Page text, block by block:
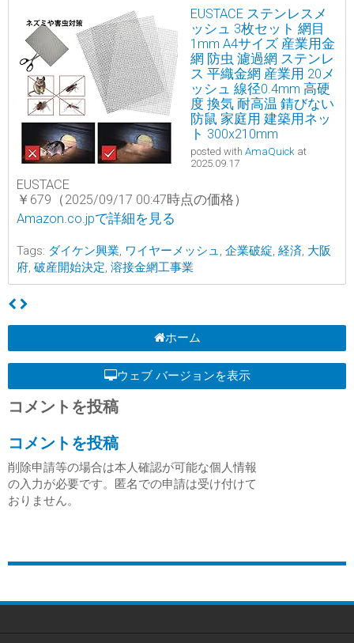
EUSTACE ステンレスメ
ッシュ 3枚セット 網目
1mm A4サイズ 産業用金
網 防虫 濾過網 ステンレ
ス 平織金網 産業用 20メ
ッシュ 線径0.4mm 高硬
度 換気 耐高温 錆びない
防鼠 家庭用 建築用ネッ
ト 300x210mm
posted with AmaQuick at
2025.09.17
EUSTACE
￥679（2025/09/17 00:47時点の価格）
Amazon.co.jpで詳細を見る
Tags: ダイケン興業, ワイヤーメッシュ, 企業破綻, 経済, 大阪
府, 破産開始決定, 溶接金網工事業
ホーム
ウェブ バージョンを表示
コメントを投稿
コメントを投稿
削除申請等の場合は本人確認が可能な個人情報
の入力が必要です。匿名での申請は受け付けて
おりません。